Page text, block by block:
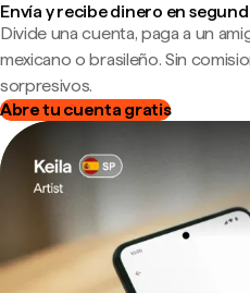
Envía y recibe dinero en
Divide una cuenta, paga a un
mexicano o brasileño. Sin
sorpresivos.
Abre tu cuenta gratis